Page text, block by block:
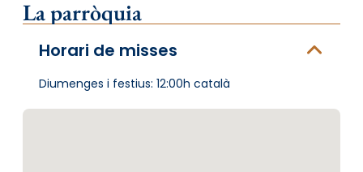
La parròquia
Horari de misses
Diumenges i festius: 12:00h català